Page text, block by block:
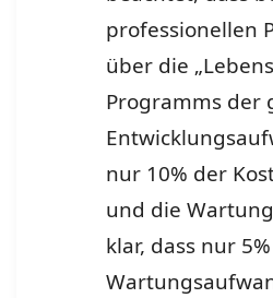
professionellen
über die
Programms der
nur 10% der
und die
klar, dass nur